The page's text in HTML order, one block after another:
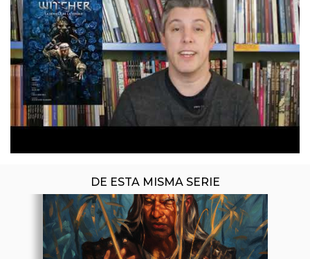
DE ESTA MISMA SERIE
ÚLTIMO NÚMERO PUBLICADO